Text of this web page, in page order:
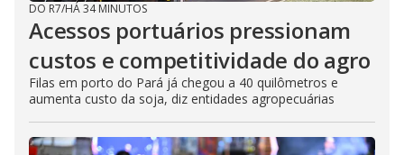
DO R7/HÁ 34 MINUTOS
Acessos portuários pressionam
custos e competitividade do agro
Filas em porto do Pará já chegou a 40 quilômetros e
aumenta custo da soja, diz entidades agropecuárias